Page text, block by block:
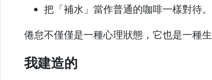
把「補水」當作普通的咖啡一樣對待。
倦怠不僅僅是一種心理狀態，它也是一種
我建造的